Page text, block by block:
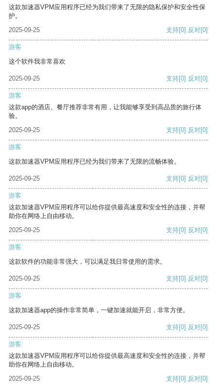
这款加速器VPM应用程序已经为我们带来了无限的隐私保护和安全性保
护。
2025-09-25
支持[0] 反对[0]
游客
这个软件我非常喜欢
2025-09-25 支持[0] 反对[0]
游客
这款app的酒店、餐厅推荐非常有用，让我能够享受到高品质的旅行体
验。
2025-09-25
支持[0] 反对[0]
游客
这款加速器VPM应用程序已经为我们带来了无限的流畅体验。
2025-09-25 支持[0] 反对[0]
游客
这款加速器VPM应用程序可以给你提供最高速度和安全性的连接，并帮
助你在网络上自由移动。
2025-09-25
支持[0] 反对[0]
游客
这款软件的功能非常强大，可以满足我日常使用的需求。
2025-09-25 支持[0] 反对[0]
游客
这款加速器app的操作非常简单，一键加速就能开启，非常方便。
2025-09-25 支持[0] 反对[0]
游客
这款加速器VPM应用程序可以给你提供最高速度和安全性的连接，并帮
助你在网络上自由移动。
2025-09-25
支持[0] 反对[0]